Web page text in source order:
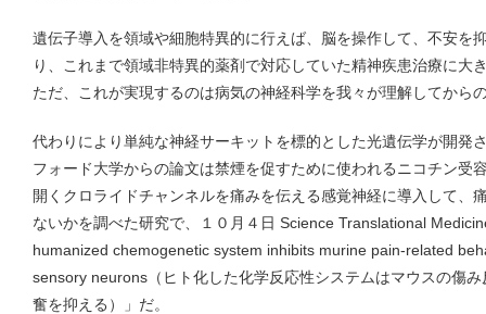
遺伝子導入を領域や細胞特異的に行えば、脳を操作して、不安を
り、これまで領域非特異的薬剤で対応していた精神疾患治療に大
ただ、これが実現するのは病気の神経科学を我々が理解してから
代わりにより単純な神経サーキットを標的とした光遺伝学が開発
フォード大学からの論文は禁煙を促すために使われるニコチン受
開くクロライドチャンネルを痛みを伝える感覚神経に導入して、
ないかを調べた研究で、１０月４日 Science Translational
humanized chemogenetic system inhibits murine pain-related
sensory neurons（ヒト化した化学反応性システムはマウスの傷
奮を抑える）」だ。